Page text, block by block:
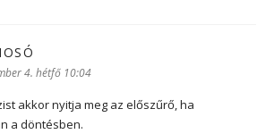
4. hétfő 10:04
akkor nyitja meg az előszűrő, ha
a döntésben.